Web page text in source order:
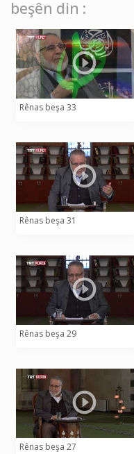
beşên din :
Rênas beşa 33
Rênas beşa 31
Rênas beşa 29
Rênas beşa 27